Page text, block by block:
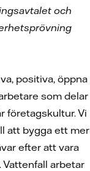
och
positiva, öppna
som delar
företagskultur. Vi
att bygga ett mer
efter att vara
arbetar